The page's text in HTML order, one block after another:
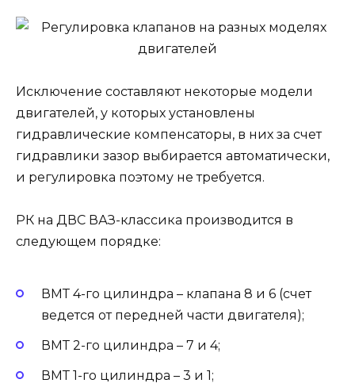
Исключение составляют некоторые модели
двигателей, у которых установлены
гидравлические компенсаторы, в них за счет
гидравлики зазор выбирается автоматически,
и регулировка поэтому не требуется.
РК на ДВС ВАЗ-классика производится в
следующем порядке:
ВМТ 4-го цилиндра – клапана 8 и 6 (счет
ведется от передней части двигателя);
ВМТ 2-го цилиндра – 7 и 4;
ВМТ 1-го цилиндра – 3 и 1;